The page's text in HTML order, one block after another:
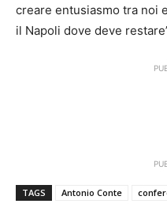
creare entusiasmo tra noi
il Napoli dove deve
TAGS Antonio Conte